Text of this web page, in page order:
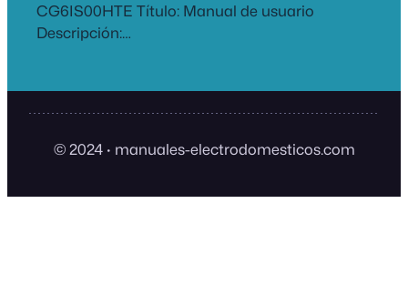
CG6IS00HTE Título: Manual de usuario
Descripción:…
© 2024 · manuales-electrodomesticos.com